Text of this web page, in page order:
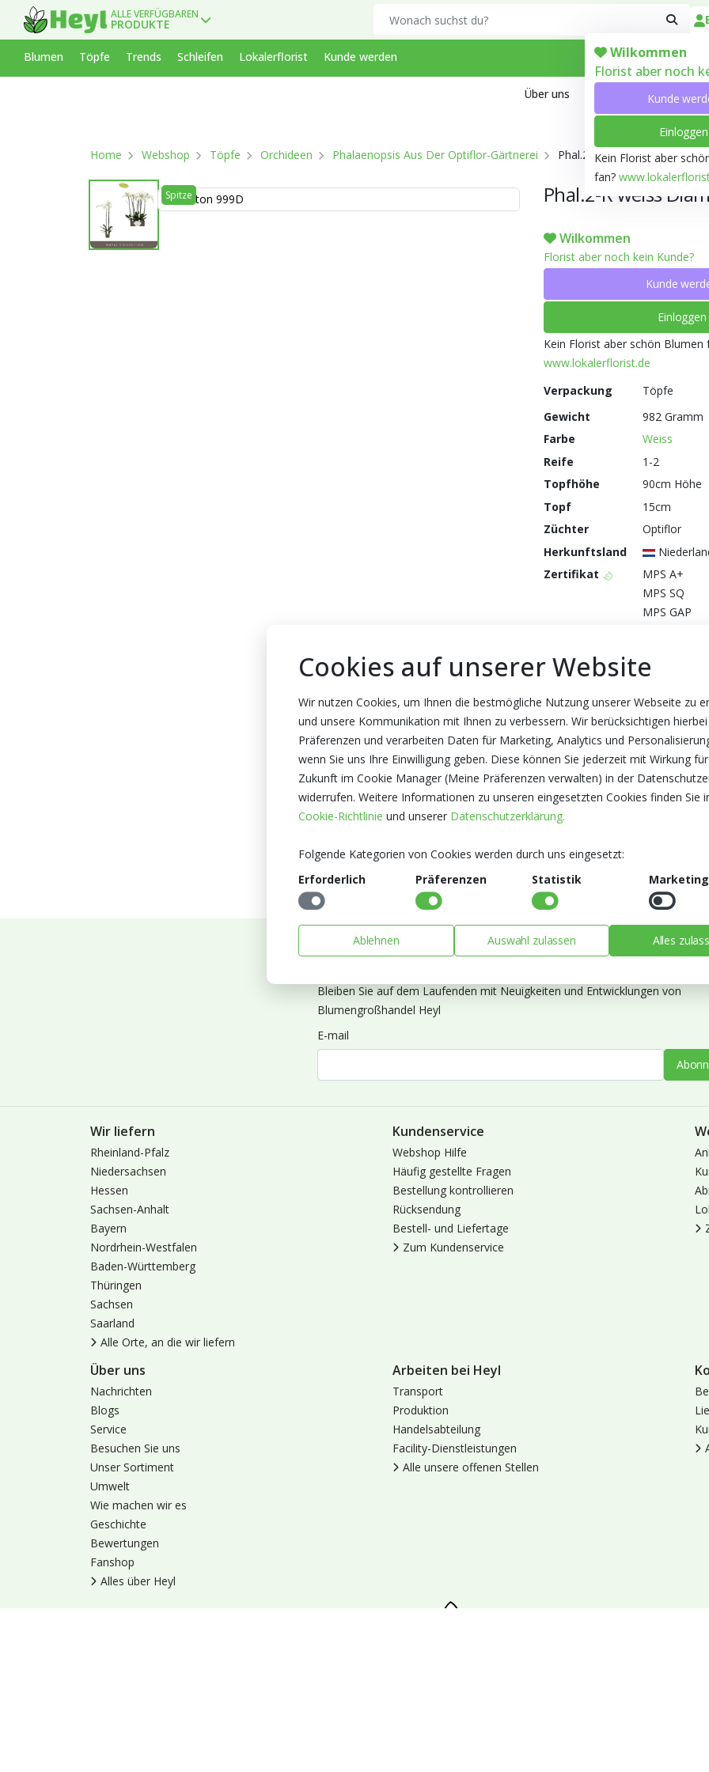
ALLE VERFÜGBAREN
PRODUKTE
Wilkommen
Florist aber noch
Kunde
Einloggen
Kein Florist aber
fan?
Blumen Töpfe Trends Schleifen Lokalerflorist Kunde werden
Über uns Arbeiten bei
Home Webshop Töpfe Orchideen Phalaenopsis Aus Der Optiflor-Gärtnerei Phal.2-R weiss Diamond T15
Weiss ton 999D
Spitze Phal.2-R weiss
Wilkommen
Florist aber noch kein Kunde?
Kunde
Einloggen
Kein Florist aber schön Blumen
www.lokalerflorist.de
Verpackung
Töpfe
Gewicht
982 Gramm
Farbe
Weiss
Reife
1-2
Topfhöhe
90cm Höhe
Topf
15cm
Züchter
Optiflor
Herkunftsland
Zertifikat
MPS A+
MPS SQ
MPS GAP
Abonnieren Sie unseren Newsletter
Bleiben Sie auf dem Laufenden mit Neuigkeiten und Entwicklungen von
Blumengroßhandel Heyl
E-mail
Wir liefern
Rheinland-Pfalz
Niedersachsen
Hessen
Sachsen-Anhalt
Bayern
Nordrhein-Westfalen
Baden-Württemberg
Thüringen
Sachsen
Saarland
Alle Orte, an die wir liefern
Kundenservice
Webshop Hilfe
Häufig gestellte Fragen
Bestellung kontrollieren
Rücksendung
Bestell- und Liefertage
Zum Kundenservice
Über uns
Nachrichten
Blogs
Service
Besuchen Sie uns
Unser Sortiment
Umwelt
Wie machen wir es
Geschichte
Bewertungen
Fanshop
Alles über Heyl
Arbeiten bei Heyl
Transport
Produktion
Handelsabteilung
Facility-Dienstleistungen
Alle unsere offenen Stellen
Cookies auf unserer Website
Wir nutzen Cookies, um Ihnen die bestmögliche Nutzung unserer Webseite zu
und unsere Kommunikation mit Ihnen zu verbessern. Wir berücksichtigen
Präferenzen und verarbeiten Daten für Marketing, Analytics und
wenn Sie uns Ihre Einwilligung geben. Diese können Sie jederzeit mit Wirkung
Zukunft im Cookie Manager (Meine Präferenzen verwalten) in der
widerrufen. Weitere Informationen zu unseren eingesetzten Cookies finden Sie
Cookie-Richtlinie und unserer Datenschutzerklärung.
Folgende Kategorien von Cookies werden durch uns eingesetzt:
Erforderlich
Präferenzen Statistik Marketing
Ablehnen Auswahl zulassen Alles